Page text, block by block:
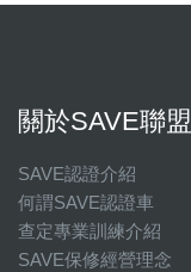
關於SAVE聯盟
SAVE認證介紹
何謂SAVE認證車
查定專業訓練介紹
SAVE保修經營理念